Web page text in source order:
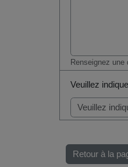
Renseignez une
Veuillez
Retour à la